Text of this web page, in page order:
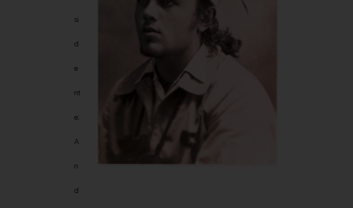
si
d
e
nt
e:
A
n
d